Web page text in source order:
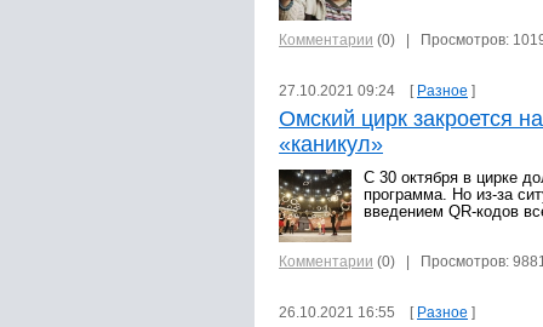
Комментарии (0) | Просмотров:
27.10.2021 09:24 [ Разное ]
Омский цирк закроется
«каникул»
С 30 октября в цирке
программа. Но из-за
введением QR-кодов
Комментарии (0) | Просмотров:
26.10.2021 16:55 [ Разное ]